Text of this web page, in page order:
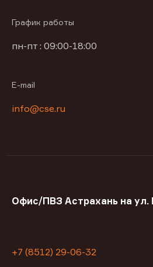
График работы
пн-пт : 09:00-18:00
E-mail
info@cse.ru
Офис/ПВЗ Астрахань на ул.
+7 (8512) 29-06-32